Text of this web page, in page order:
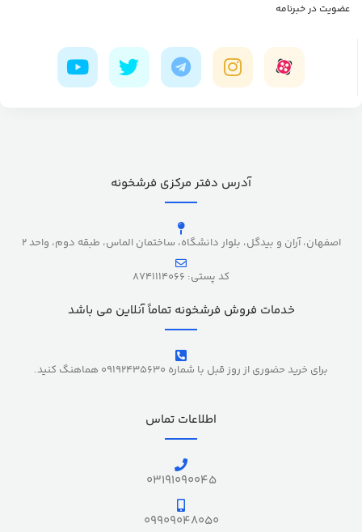
عضویت در خبرنامه
آدرس دفتر مرکزی فرشخونه
اصفهان، آران و بیدگل، بلوار دانشگاه، ساختمان الماس، طبقه دوم، واحد 2
کد پستی: 8741114066
خدمات فروش فرشخونه تماماً آنلاین می باشد
برای خرید حضوری از روز قبل با شماره 09192435630 هماهنگ کنید.
اطلاعات تماس
03191090045
09909048050